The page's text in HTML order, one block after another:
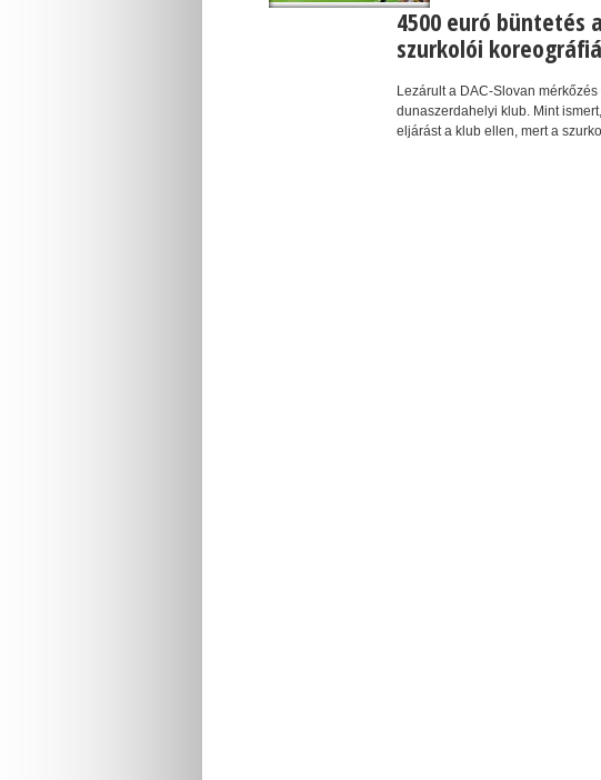
4500 euró büntetés
szurkolói
Lezárult a DAC-Slovan
dunaszerdahelyi klub. Mint
eljárást a klub ellen, mert a